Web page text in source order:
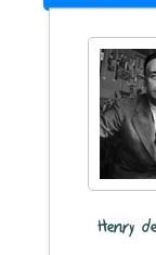
Henry